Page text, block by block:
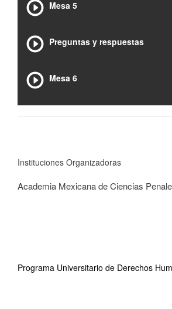
Mesa 5
Preguntas y respuestas
Mesa 6
Instituciones Organizadoras
Academia Mexicana de Ciencias
Programa Universitario de Derechos